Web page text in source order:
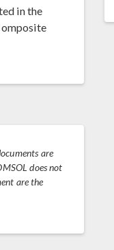
in the
are
does not
are the